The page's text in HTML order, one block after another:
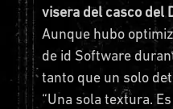
visera del casco del
Aunque hubo
de id Software
tanto que un solo
“Una sola textura.